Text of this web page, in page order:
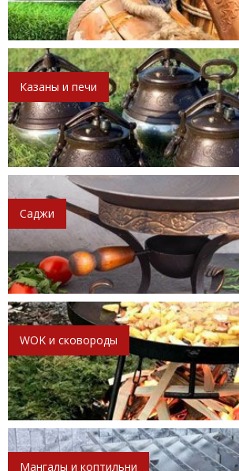
Казаны и печи
Саджи
WOK и сковороды
Мангалы и коптильни